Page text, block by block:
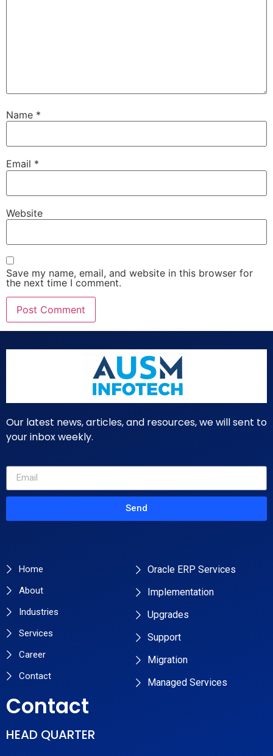
Name *
Email *
Website
Save my name, email, and website in this browser for
the next time I comment.
Our latest news, articles, and resources, we will sent to
your inbox weekly.
Send
Home
About
Industries
Services
Career
Contact
Oracle ERP Services
Implementation
Upgrades
Support
Migration
Managed Services
Contact
HEAD QUARTER